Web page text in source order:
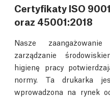
Certyfikaty ISO
oraz 45001:2018
Nasze
zarządzanie
higienę pracy
normy. Ta drukarka
wprowadzona na rynek